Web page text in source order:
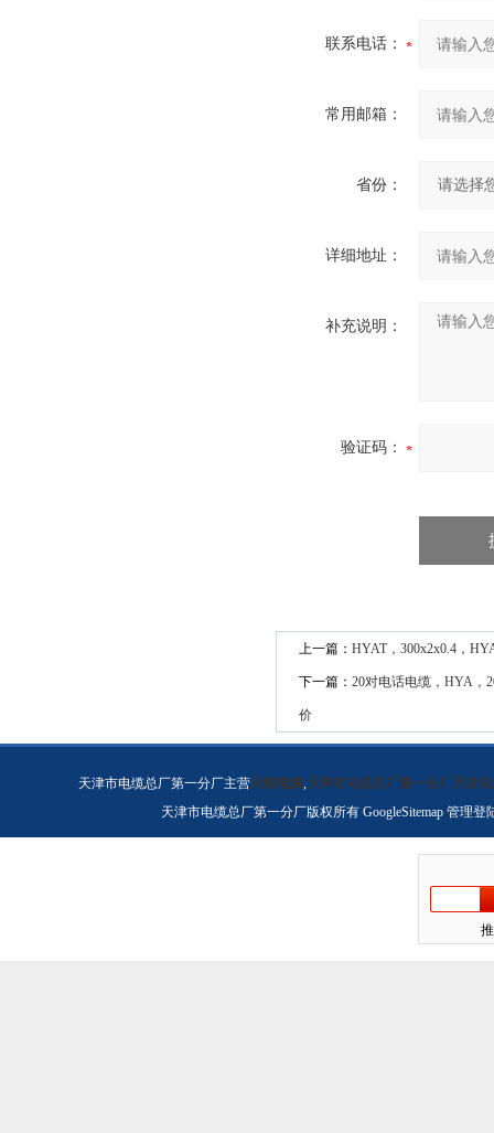
联系电话：
常用邮箱：
省份：
详细地址：
补充说明：
验证码：
上一篇： HYAT，300x2x0.4，
下一篇： 20对电话电缆，HYA，
价
天津市电缆总厂第一分厂主营天联电缆,天津市电缆总厂第一分厂天联电
天津市电缆总厂第一分厂版权所有 GoogleSitemap 管理登